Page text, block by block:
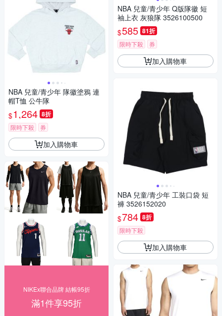
NBA 兒童/青少年 隊徽塗鴉 連
帽T恤 公牛隊
$1,264 8折
限時下殺 券
加入購物車
NIKEx聯合品牌 結帳95折
滿1件享95折
NBA 兒童/青少年 Q版隊徽 短
袖上衣 灰狼隊 3526100500
$585 81折
限時下殺 券
加入購物車
NBA 兒童/青少年 工裝口袋 短
褲 3526152020
$784 8折
限時下殺
加入購物車